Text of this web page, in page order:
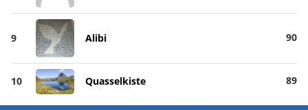
9 Alibi 90
10 Quasselkiste 89